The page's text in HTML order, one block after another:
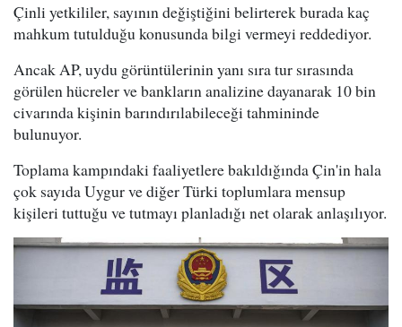
Çinli yetkililer, sayının değiştiğini belirterek burada kaç
mahkum tutulduğu konusunda bilgi vermeyi reddediyor.
Ancak AP, uydu görüntülerinin yanı sıra tur sırasında
görülen hücreler ve bankların analizine dayanarak 10 bin
civarında kişinin barındırılabileceği tahmininde
bulunuyor.
Toplama kampındaki faaliyetlere bakıldığında Çin'in hala
çok sayıda Uygur ve diğer Türki toplumlara mensup
kişileri tuttuğu ve tutmayı planladığı net olarak anlaşılıyor.